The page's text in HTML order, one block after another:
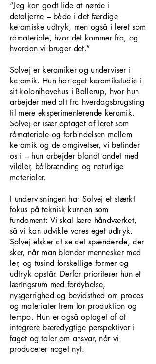
“Jeg kan godt lide at nørde i
detaljerne – både i det færdige
keramiske udtryk, men også i leret som
råmateriale, hvor det kommer fra, og
hvordan vi bruger det.”
Solvej er keramiker og underviser i
keramik. Hun har eget keramikstudie i
sit kolonihavehus i Ballerup, hvor hun
arbejder med alt fra hverdagsbrugsting
til mere eksperimenterende keramik.
Solvej er især optaget af leret som
råmateriale og forbindelsen mellem
keramik og de omgivelser, vi befinder
os i – hun arbejder blandt andet med
vildler, bålbrænding og naturlige
materialer.
I undervisningen har Solvej et stærkt
fokus på teknisk kunnen som
fundament: Vi skal lære håndværket,
så vi kan udvikle vores eget udtryk.
Solvej elsker at se det spændende, der
sker, når man blander mennesker med
ler, og tusind forskellige former og
udtryk opstår. Derfor prioriterer hun et
læringsrum med fordybelse,
nysgerrighed og bevidsthed om proces
og materialer frem for produktion og
tempo. Hun er også optaget af at
integrere bæredygtige perspektiver i
faget og taler om ansvar, når vi
producerer noget nyt.